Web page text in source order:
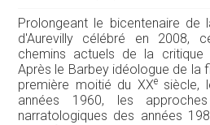
Prolongeant le bicentenaire de
d'Aurevilly célébré en 2008,
chemins actuels de la critique
Après le Barbey idéologue de la
première moitié du XXesiècle,
années 1960, les
narratologiques des années